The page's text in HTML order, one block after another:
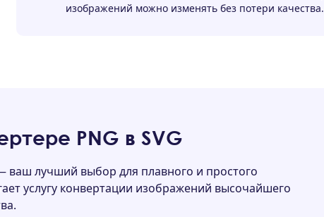
изображений можно изменять без потери качества.
PNG в SVG
ваш лучший выбор для плавного и простого
услугу конвертации изображений высочайшего